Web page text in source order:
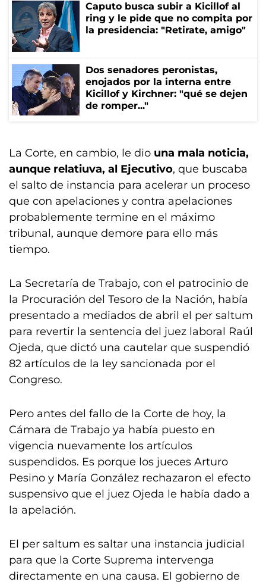
Caputo busca subir a Kicillof al
ring y le pide que no compita por
la presidencia: "Retirate, amigo"
Dos senadores peronistas,
enojados por la interna entre
Kicillof y Kirchner: "qué se dejen
de romper..."
La Corte, en cambio, le dio una mala noticia,
aunque relatiuva, al Ejecutivo, que buscaba
el salto de instancia para acelerar un proceso
que con apelaciones y contra apelaciones
probablemente termine en el máximo
tribunal, aunque demore para ello más
tiempo.
La Secretaría de Trabajo, con el patrocinio de
la Procuración del Tesoro de la Nación, había
presentado a mediados de abril el per saltum
para revertir la sentencia del juez laboral Raúl
Ojeda, que dictó una cautelar que suspendió
82 artículos de la ley sancionada por el
Congreso.
Pero antes del fallo de la Corte de hoy, la
Cámara de Trabajo ya había puesto en
vigencia nuevamente los artículos
suspendidos. Es porque los jueces Arturo
Pesino y María González rechazaron el efecto
suspensivo que el juez Ojeda le había dado a
la apelación.
El per saltum es saltar una instancia judicial
para que la Corte Suprema intervenga
directamente en una causa. El gobierno de